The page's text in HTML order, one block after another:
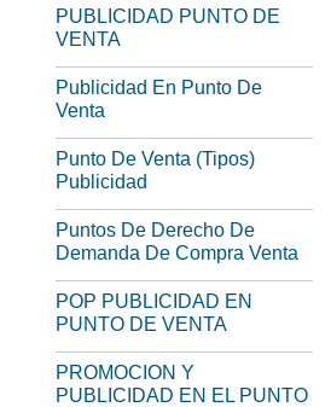
PUBLICIDAD PUNTO DE
VENTA
Publicidad En Punto De
Venta
Punto De Venta (Tipos)
Publicidad
Puntos De Derecho De
Demanda De Compra Venta
POP PUBLICIDAD EN
PUNTO DE VENTA
PROMOCION Y
PUBLICIDAD EN EL PUNTO